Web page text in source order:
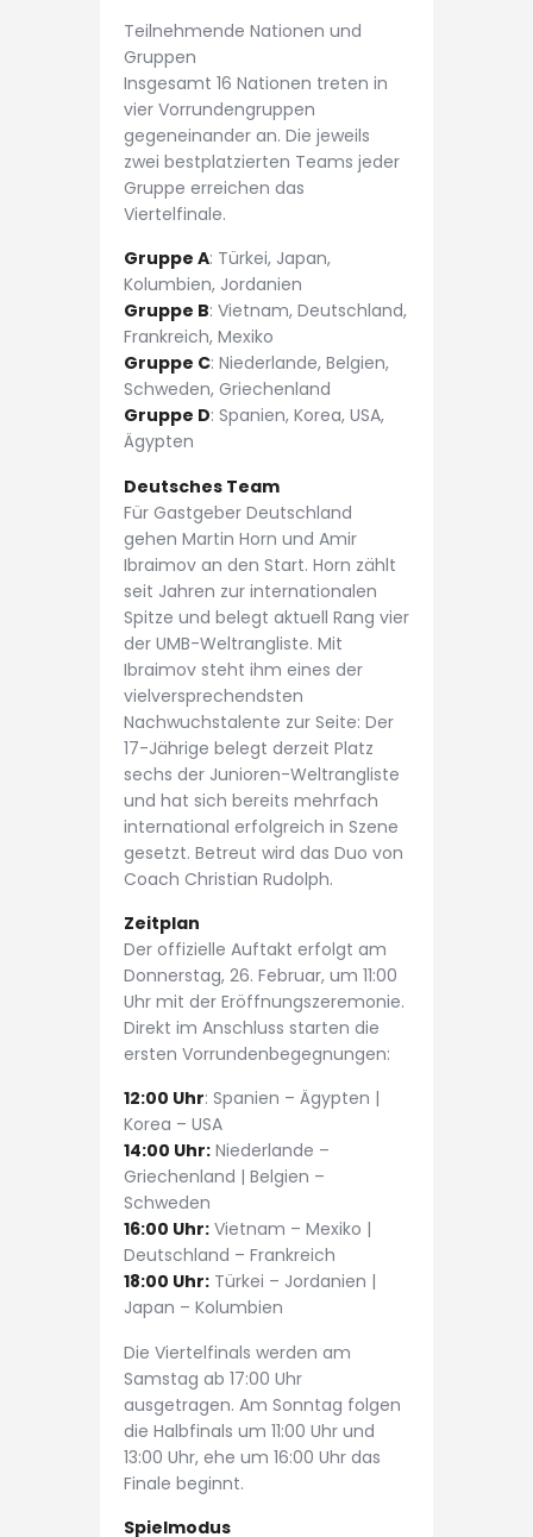
Teilnehmende Nationen und
Gruppen
Insgesamt 16 Nationen treten in
vier Vorrundengruppen
gegeneinander an. Die jeweils
zwei bestplatzierten Teams jeder
Gruppe erreichen das
Viertelfinale.
Gruppe A: Türkei, Japan,
Kolumbien, Jordanien
Gruppe B: Vietnam, Deutschland,
Frankreich, Mexiko
Gruppe C: Niederlande, Belgien,
Schweden, Griechenland
Gruppe D: Spanien, Korea, USA,
Ägypten
Deutsches Team
Für Gastgeber Deutschland
gehen Martin Horn und Amir
Ibraimov an den Start. Horn zählt
seit Jahren zur internationalen
Spitze und belegt aktuell Rang vier
der UMB-Weltrangliste. Mit
Ibraimov steht ihm eines der
vielversprechendsten
Nachwuchstalente zur Seite: Der
17-Jährige belegt derzeit Platz
sechs der Junioren-Weltrangliste
und hat sich bereits mehrfach
international erfolgreich in Szene
gesetzt. Betreut wird das Duo von
Coach Christian Rudolph.
Zeitplan
Der offizielle Auftakt erfolgt am
Donnerstag, 26. Februar, um 11:00
Uhr mit der Eröffnungszeremonie.
Direkt im Anschluss starten die
ersten Vorrundenbegegnungen:
12:00 Uhr: Spanien – Ägypten |
Korea – USA
14:00 Uhr: Niederlande –
Griechenland | Belgien –
Schweden
16:00 Uhr: Vietnam – Mexiko |
Deutschland – Frankreich
18:00 Uhr: Türkei – Jordanien |
Japan – Kolumbien
Die Viertelfinals werden am
Samstag ab 17:00 Uhr
ausgetragen. Am Sonntag folgen
die Halbfinals um 11:00 Uhr und
13:00 Uhr, ehe um 16:00 Uhr das
Finale beginnt.
Spielmodus